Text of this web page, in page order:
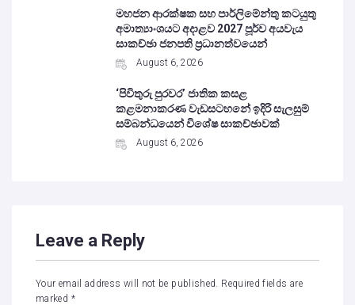
මහජන ආරක්ෂක සහ පාර්ලිමේන්තු කටයුතු
අමාත්‍යාංශයට අදාළව 2027 පූර්ව අයවැය
සාකච්ඡා ජනපති ප්‍රධානත්වයෙන්
August 6, 2026
‘පිවිතුරු පුරවර’ ජාතික කසළ
කළමනාකරණ වැඩසටහනේ ඉදිරි සැලසුම්
සම්බන්ධයෙන් විශේෂ සාකච්ඡාවක්
August 6, 2026
Leave a Reply
Your email address will not be published. Required fields are
marked *